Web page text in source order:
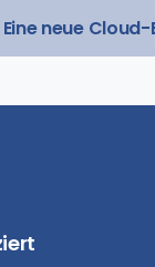
Eine neue